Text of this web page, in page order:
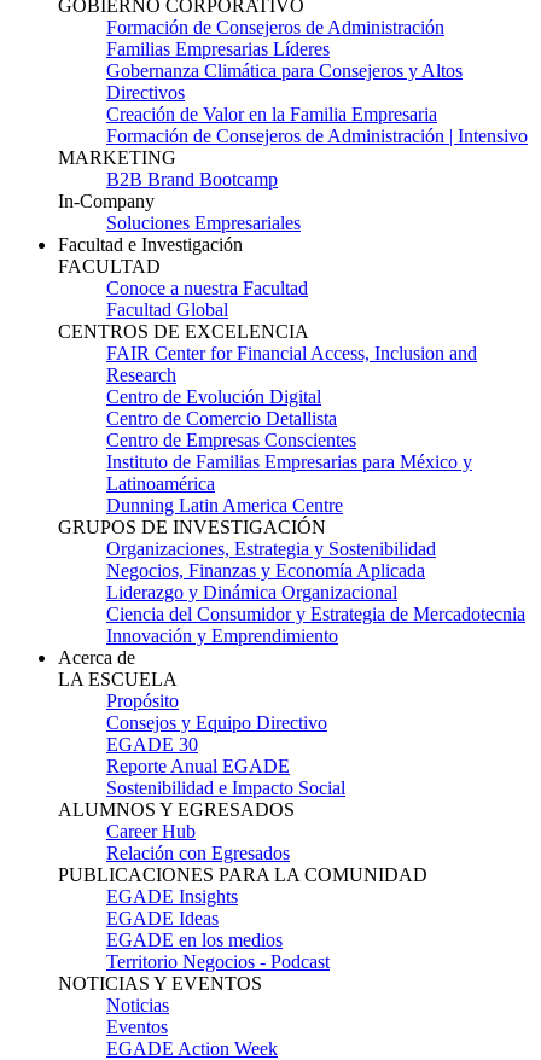
GOBIERNO CORPORATIVO
Formación de Consejeros de Administración
Familias Empresarias Líderes
Gobernanza Climática para Consejeros y Altos
Directivos
Creación de Valor en la Familia Empresaria
Formación de Consejeros de Administración | Intensivo
MARKETING
B2B Brand Bootcamp
In-Company
Soluciones Empresariales
Facultad e Investigación
FACULTAD
Conoce a nuestra Facultad
Facultad Global
CENTROS DE EXCELENCIA
FAIR Center for Financial Access, Inclusion and
Research
Centro de Evolución Digital
Centro de Comercio Detallista
Centro de Empresas Conscientes
Instituto de Familias Empresarias para México y
Latinoamérica
Dunning Latin America Centre
GRUPOS DE INVESTIGACIÓN
Organizaciones, Estrategia y Sostenibilidad
Negocios, Finanzas y Economía Aplicada
Liderazgo y Dinámica Organizacional
Ciencia del Consumidor y Estrategia de Mercadotecnia
Innovación y Emprendimiento
Acerca de
LA ESCUELA
Propósito
Consejos y Equipo Directivo
EGADE 30
Reporte Anual EGADE
Sostenibilidad e Impacto Social
ALUMNOS Y EGRESADOS
Career Hub
Relación con Egresados
PUBLICACIONES PARA LA COMUNIDAD
EGADE Insights
EGADE Ideas
EGADE en los medios
Territorio Negocios - Podcast
NOTICIAS Y EVENTOS
Noticias
Eventos
EGADE Action Week